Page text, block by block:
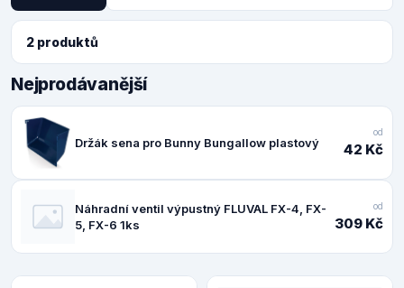
2 produktů
Nejprodávanější
Držák sena pro Bunny Bungallow plastový
od
42 Kč
Náhradní ventil výpustný FLUVAL FX-4, FX-
5, FX-6 1ks
od
309 Kč